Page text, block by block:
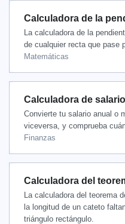
Calculadora de la
La calculadora de la
de cualquier recta que pase
Matemáticas
Calculadora de
Convierte tu salario anual o
viceversa, y comprueba
Finanzas
Calculadora del
La calculadora del teorema
la longitud de un cateto
triángulo rectángulo.